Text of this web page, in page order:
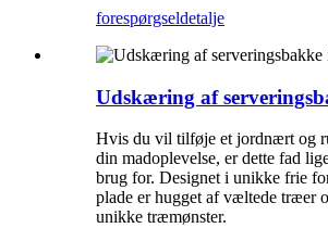
forespørgseldetalje
Udskæring af
Hvis du vil tilføje et jordnært og
din madoplevelse, er dette fad
brug for. Designet i unikke frie
plade er hugget af væltede træer
unikke træmønster.